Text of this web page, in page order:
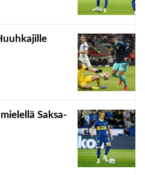
Saksa-